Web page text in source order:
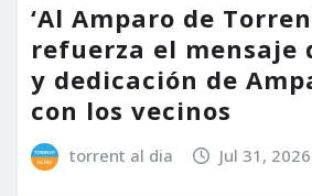
‘Al Amparo de
refuerza el mensaje
y dedicación de
con los vecinos
torrent al dia Jul 31, 2026